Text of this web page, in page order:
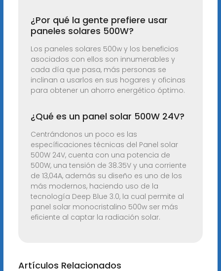
¿Por qué la gente prefiere usar
paneles solares 500W?
Los paneles solares 500w y los beneficios
asociados con ellos son innumerables y
cada día que pasa, más personas se
inclinan a usarlos en sus hogares y oficinas
para obtener un ahorro energético óptimo.
¿Qué es un panel solar 500W 24V?
Centrándonos un poco es las
específicaciones técnicas del Panel solar
500W 24V, cuenta con una potencia de
500W, una tensión de 38.35V y una corriente
de 13,04A, además su diseño es uno de los
más modernos, haciendo uso de la
tecnología Deep Blue 3.0, la cual permite al
panel solar monocristalino 500w ser más
eficiente al captar la radiación solar.
Artículos Relacionados